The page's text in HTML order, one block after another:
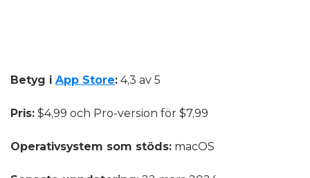
Betyg i App Store: 4,3 av 5
Pris: $4,99 och Pro-version för $7,99
Operativsystem som stöds: macOS